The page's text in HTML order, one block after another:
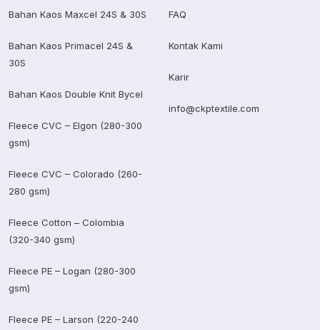
Bahan Kaos Maxcel 24S & 30S
Bahan Kaos Primacel 24S &
30S
Bahan Kaos Double Knit Bycel
Fleece CVC – Elgon (280-300
gsm)
Fleece CVC – Colorado (260-
280 gsm)
Fleece Cotton – Colombia
(320-340 gsm)
Fleece PE – Logan (280-300
gsm)
Fleece PE – Larson (220-240
FAQ
Kontak Kami
Karir
info@ckptextile.com